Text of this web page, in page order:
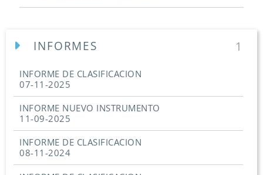
INFORMES 1
INFORME DE CLASIFICACION
07-11-2025
INFORME NUEVO INSTRUMENTO
11-09-2025
INFORME DE CLASIFICACION
08-11-2024